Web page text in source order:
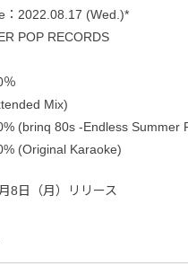
：2022.08.17 (Wed.)*
POP RECORDS
％
Mix)
(brinq 80s -Endless Summer
(Original Karaoke)
8日（月）リリース